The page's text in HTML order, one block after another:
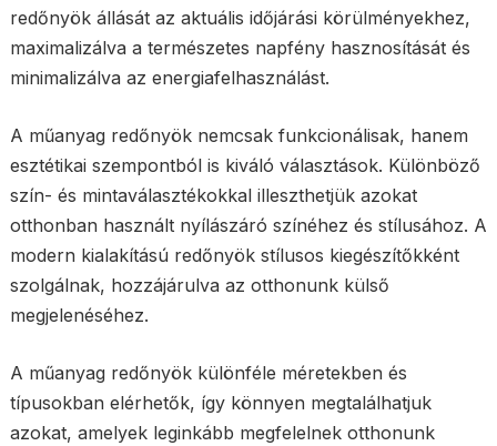
redőnyök állását az aktuális időjárási körülményekhez,
maximalizálva a természetes napfény hasznosítását és
minimalizálva az energiafelhasználást.
A műanyag redőnyök nemcsak funkcionálisak, hanem
esztétikai szempontból is kiváló választások. Különböző
szín- és mintaválasztékokkal illeszthetjük azokat
otthonban használt nyílászáró színéhez és stílusához. A
modern kialakítású redőnyök stílusos kiegészítőkként
szolgálnak, hozzájárulva az otthonunk külső
megjelenéséhez.
A műanyag redőnyök különféle méretekben és
típusokban elérhetők, így könnyen megtalálhatjuk
azokat, amelyek leginkább megfelelnek otthonunk